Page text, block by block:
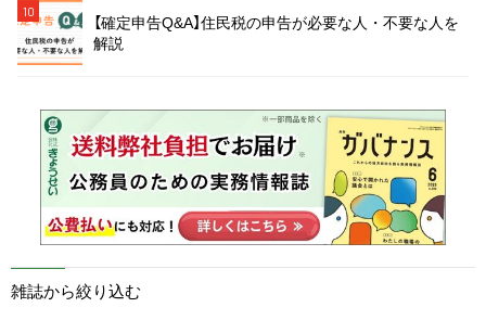
10
【確定申告Q&A】住民税の申告が必要な人・不要な人を
解説
雑誌から絞り込む